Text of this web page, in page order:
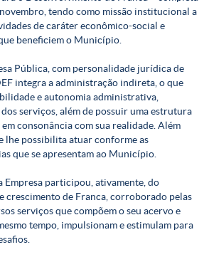
tendo como missão institucional a
de caráter econômico-social e
beneficiem o Município.
Pública, com personalidade jurídica de
integra a administração indireta, o que
e autonomia administrativa,
serviços, além de possuir uma estrutura
consonância com sua realidade. Além
lhe possibilita atuar conforme as
que se apresentam ao Município.
Empresa participou, ativamente, do
crescimento de Franca, corroborado pelas
serviços que compõem o seu acervo e
tempo, impulsionam e estimulam para